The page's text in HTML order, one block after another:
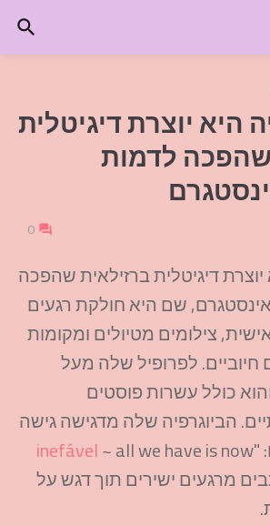
היא יוצרת דיגיטלית
לדמות
0
דיגיטלית ברזילאית שהפכה
שם היא חולקת רגעים
צילומים מטיולים ומקומות
חיוביים. לפרופיל שלה מעל
והוא כולל עשרות פוסטים
הביוגרפיה שלה מדגישה גישה
"
inefável~ all we have is now
מרגעים ישירים תוך דגש על